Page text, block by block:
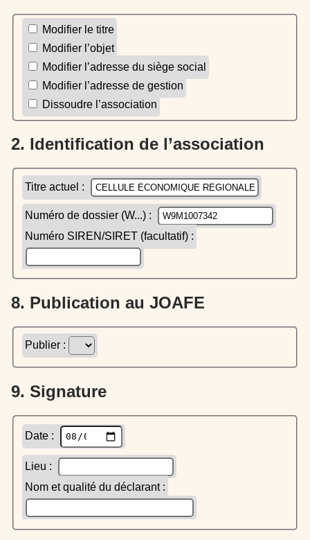
Modifier le titre
Modifier l’objet
Modifier l’adresse du siège social
Modifier l’adresse de gestion
Dissoudre l’association
2. Identification de l’association
Titre actuel :
Numéro de dossier (W...) :
Numéro SIREN/SIRET (facultatif) :
8. Publication au JOAFE
Publier :
9. Signature
Date :
Lieu :
Nom et qualité du déclarant :